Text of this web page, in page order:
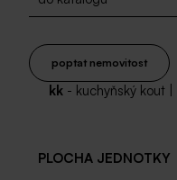
poptat nemovitost
kk - kuchyňský kout |
PLOCHA JEDNOTKY